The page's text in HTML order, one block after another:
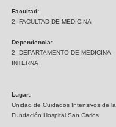
Facultad:
2- FACULTAD DE MEDICINA
Dependencia:
2- DEPARTAMENTO DE MEDICINA
INTERNA
Lugar:
Unidad de Cuidados Intensivos de la
Fundación Hospital San Carlos